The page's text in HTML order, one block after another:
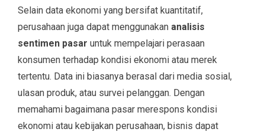
Selain data ekonomi yang bersifat kuantitatif,
perusahaan juga dapat menggunakan analisis
sentimen pasar untuk mempelajari perasaan
konsumen terhadap kondisi ekonomi atau merek
tertentu. Data ini biasanya berasal dari media sosial,
ulasan produk, atau survei pelanggan. Dengan
memahami bagaimana pasar merespons kondisi
ekonomi atau kebijakan perusahaan, bisnis dapat